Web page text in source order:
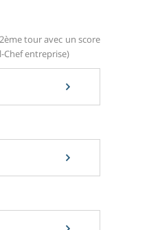
tour avec un score
Chef entreprise)